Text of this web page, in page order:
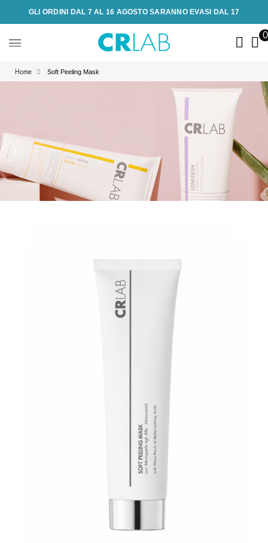
GLI ORDINI DAL 7 AL 16 AGOSTO SARANNO EVASI DAL 17
Home Soft Peeling Mask